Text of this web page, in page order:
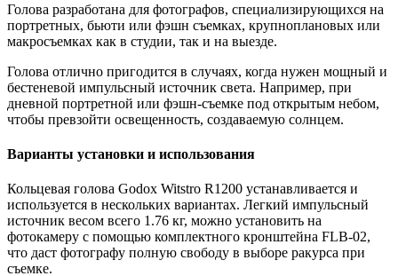
Голова разработана для фотографов, специализирующихся на
портретных, бьюти или фэшн съемках, крупноплановых или
макросъемках как в студии, так и на выезде.
Голова отлично пригодится в случаях, когда нужен мощный и
бестеневой импульсный источник света. Например, при
дневной портретной или фэшн-съемке под открытым небом,
чтобы превзойти освещенность, создаваемую солнцем.
Варианты установки и использования
Кольцевая голова Godox Witstro R1200 устанавливается и
используется в нескольких вариантах. Легкий импульсный
источник весом всего 1.76 кг, можно установить на
фотокамеру с помощью комплектного кронштейна FLB-02,
что даст фотографу полную свободу в выборе ракурса при
съемке.